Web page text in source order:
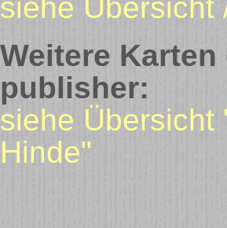
siehe Übersicht
Weitere
publisher:
siehe Übersicht
Hinde"